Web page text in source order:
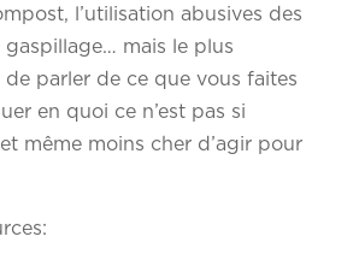
l’utilisation abusives des
gaspillage… mais le plus
parler de ce que vous faites
en quoi ce n’est pas si
même moins cher d’agir pour